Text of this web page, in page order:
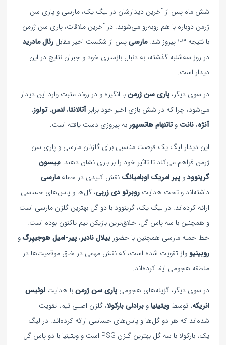
شش ماه پس از آخرین دیدارشان در لیگ یک، مارسی و پاری سن
ژرمن دوباره با هم روبه‌رو می‌شوند. در آخرین ملاقات، پاری سن ژرمن
با نتیجه ۳-۱ پیروز شد.
مارسیپس از شکست اخیر مقابلرئال مادرید
در روز سه‌شنبه گذشته، به دنبال بازسازی خود و جبران نتایج در این
دیدار است.
در سوی دیگر،پاری سن ژرمنبا انگیزه و در روند مثبت وارد این دیدار
می‌شود، چرا که در شش بازی اخیر خود برابرآتالانتا،لنس،تولوز،
آنژه،نانت وتاتنهام هاتسپور به پیروزی دست یافته است.
این دیدار لیگ یک فرصت مناسبی برای گلزنان مارسی و پاری سن
ژرمن فراهم می‌کند تا تاثیر خود را بر بازی نشان دهند.مِیسون
گرینوودوپیر امریک اوبامیانگ نقش کلیدی در حملهمارسی
داشته‌اند و تحت هدایتروبرتو دی زربی، گل‌ها و پاس‌های حساسی
ارائه کرده‌اند. در لیگ یک، گرینوود با دو گل بهترین گلزن مارسی است
و همچنین با سه پاس گل، خلاق‌ترین بازیکن تیم تاکنون بوده است.
خط حمله مارسی همچنین با حضوربیلال نادیر،پیر-امیل هوجبیِرگو
روبینیو واز تقویت شده است، که نقش مهمی در خلق موقعیت‌ها در
منطقه هجومی ایفا کرده‌اند.
در سوی دیگر، گزینه‌های هجومیپاری سن ژرمنبا هدایتلوئیس
انریکه، توسطویتینیاوبرادلی بارکولا، گلزن اصلی تیم، تقویت
شده‌اند که هر دو گل‌ها و پاس‌های حساسی ارائه کرده‌اند. در لیگ
یک، بارکولا با سه گل بهترین گلزن PSG است و ویتینیا با دو پاس گل